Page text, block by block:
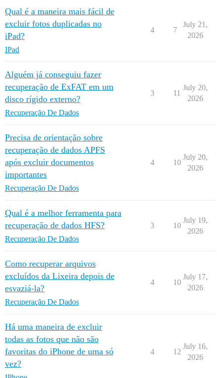
Qual é a maneira mais fácil de
excluir fotos duplicadas no
iPad?
IPad
4 7
July 21,
2026
Alguém já conseguiu fazer
recuperação de ExFAT em um
disco rígido externo?
Recuperação De Dados
3 11
July 20,
2026
Precisa de orientação sobre
recuperação de dados APFS
após excluir documentos
importantes
Recuperação De Dados
4 10
July 20,
2026
Qual é a melhor ferramenta para
recuperação de dados HFS?
Recuperação De Dados
3 10
July 19,
2026
Como recuperar arquivos
excluídos da Lixeira depois de
esvaziá-la?
Recuperação De Dados
4 10
July 17,
2026
Há uma maneira de excluir
todas as fotos que não são
favoritas do iPhone de uma só
vez?
4 12
July 16,
2026